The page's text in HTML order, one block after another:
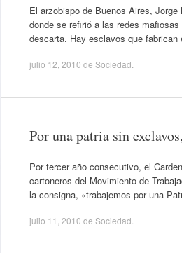
El arzobispo de Buenos Aires,
donde se refirió a las redes
descarta. Hay esclavos que
julio 12, 2010 de Sociedad
Por una patria sin
Por tercer año consecutivo, el
cartoneros del Movimiento de
la consigna, «trabajemos por una
julio 11, 2010 de Sociedad